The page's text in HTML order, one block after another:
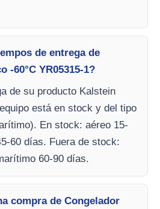
de entrega de
-60°C YR05315-1?
de su producto Kalstein
está en stock y del tipo
En stock: aéreo 15-
60 días. Fuera de stock:
60-90 días.
compra de Congelador